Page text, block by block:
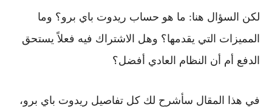
لكن السؤال هنا: ما هو حساب ريدوت باي برو؟ وما
المميزات التي يقدمها؟ وهل الاشتراك فيه فعلاً يستحق
الدفع أم أن النظام العادي أفضل؟
في هذا المقال سأشرح لك كل تفاصيل ريدوت باي برو،